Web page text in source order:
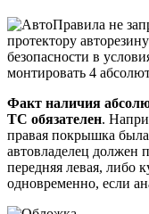
Правила не
протектору
безопасности в
монтировать 4
Факт наличия
ТС обязателен.
правая покрышка
автовладелец должен
передняя левая, либо
одновременно, если